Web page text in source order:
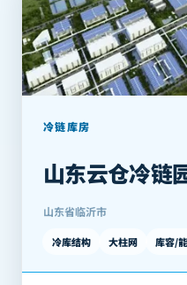
冷链库房
山东云仓冷链
山东省临沂市
冷库结构 大柱网 库容/